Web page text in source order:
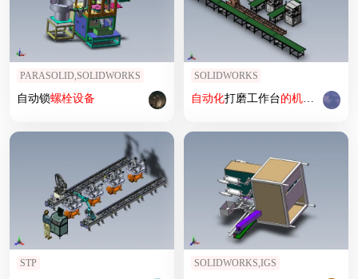
PARASOLID,SOLIDWORKS
自动锁螺栓设备
SOLIDWORKS
自动化打磨工作台的机械 手上下料
STP SOLIDWORKS,IGS